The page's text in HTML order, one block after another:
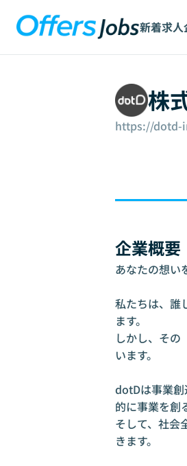
新着求人
株
https://dotd-
企業概要
あなたの想い
私たちは、誰
ます。
しかし、その
います。
dotDは事業創
的に事業を創
そして、社会
きます。